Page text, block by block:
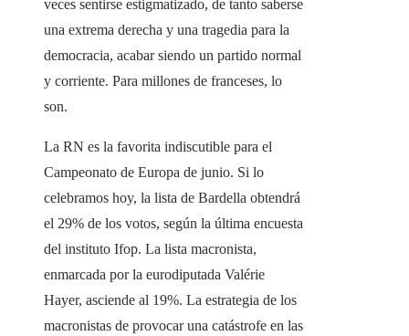
veces sentirse estigmatizado, de tanto saberse
una extrema derecha y una tragedia para la
democracia, acabar siendo un partido normal
y corriente. Para millones de franceses, lo
son.
La RN es la favorita indiscutible para el
Campeonato de Europa de junio. Si lo
celebramos hoy, la lista de Bardella obtendrá
el 29% de los votos, según la última encuesta
del instituto Ifop. La lista macronista,
enmarcada por la eurodiputada Valérie
Hayer, asciende al 19%. La estrategia de los
macronistas de provocar una catástrofe en las